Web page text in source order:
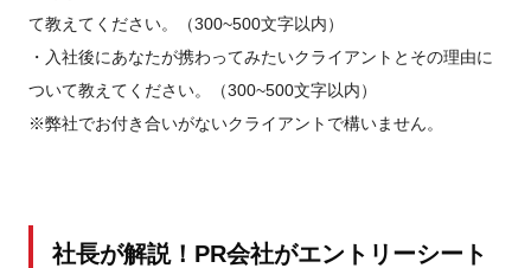
て教えてください。（300~500文字以内）
・入社後にあなたが携わってみたいクライアントとその理由に
ついて教えてください。（300~500文字以内）
※弊社でお付き合いがないクライアントで構いません。
社長が解説！PR会社がエントリーシート